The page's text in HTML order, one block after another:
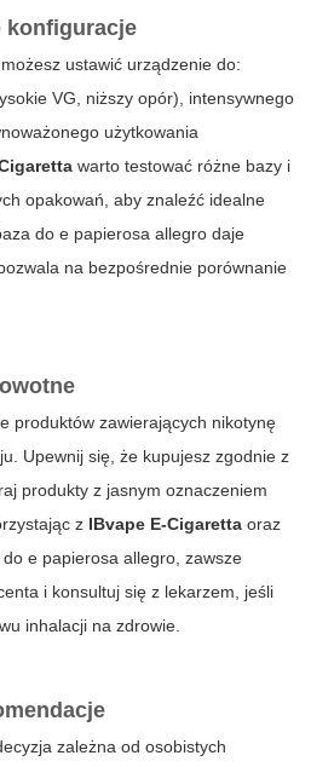
konfiguracje
ustawić urządzenie do:
VG, niższy opór), intensywnego
użytkowania
warto testować różne bazy i
opakowań, aby znaleźć idealne
do e papierosa allegro daje
na bezpośrednie porównanie
produktów zawierających nikotynę
Upewnij się, że kupujesz zgodnie z
produkty z jasnym oznaczeniem
z IBvape E-Cigaretta oraz
do e papierosa allegro, zawsze
i konsultuj się z lekarzem, jeśli
inhalacji na zdrowie.
zależna od osobistych